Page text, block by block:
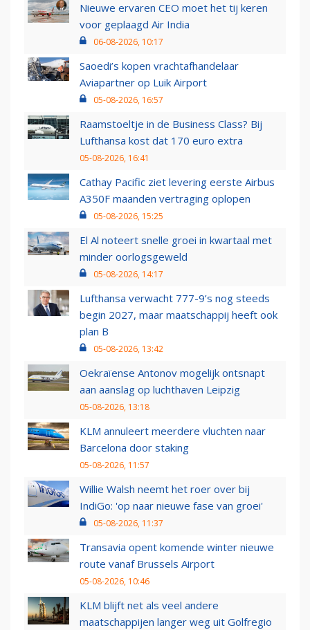
Nieuwe ervaren CEO moet het tij keren
voor geplaagd Air India
06-08-2026, 10:17
Saoedi’s kopen vrachtafhandelaar
Aviapartner op Luik Airport
05-08-2026, 16:57
Raamstoeltje in de Business Class? Bij
Lufthansa kost dat 170 euro extra
05-08-2026, 16:41
Cathay Pacific ziet levering eerste Airbus
A350F maanden vertraging oplopen
05-08-2026, 15:25
El Al noteert snelle groei in kwartaal met
minder oorlogsgeweld
05-08-2026, 14:17
Lufthansa verwacht 777-9’s nog steeds
begin 2027, maar maatschappij heeft ook
plan B
05-08-2026, 13:42
Oekraïense Antonov mogelijk ontsnapt
aan aanslag op luchthaven Leipzig
05-08-2026, 13:18
KLM annuleert meerdere vluchten naar
Barcelona door staking
05-08-2026, 11:57
Willie Walsh neemt het roer over bij
IndiGo: 'op naar nieuwe fase van groei'
05-08-2026, 11:37
Transavia opent komende winter nieuwe
route vanaf Brussels Airport
05-08-2026, 10:46
KLM blijft net als veel andere
maatschappijen langer weg uit Golfregio